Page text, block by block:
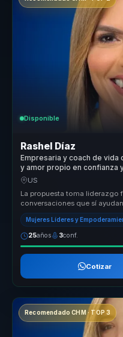
Disponible
Rashel Díaz
Empresaria y coach de
y amor propio en confianza
equipos.
US
La propuesta toma liderazgo
conversaciones que sí
lideres, redes empresarial...
Mujeres Líderes y
25años 3conf.
Cotizar
Recomendado CHM · TOP 3